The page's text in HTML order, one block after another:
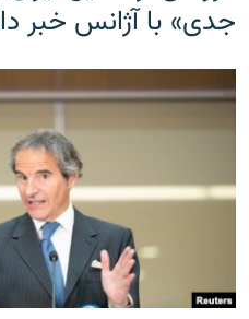
جدی» با آژانس خبر